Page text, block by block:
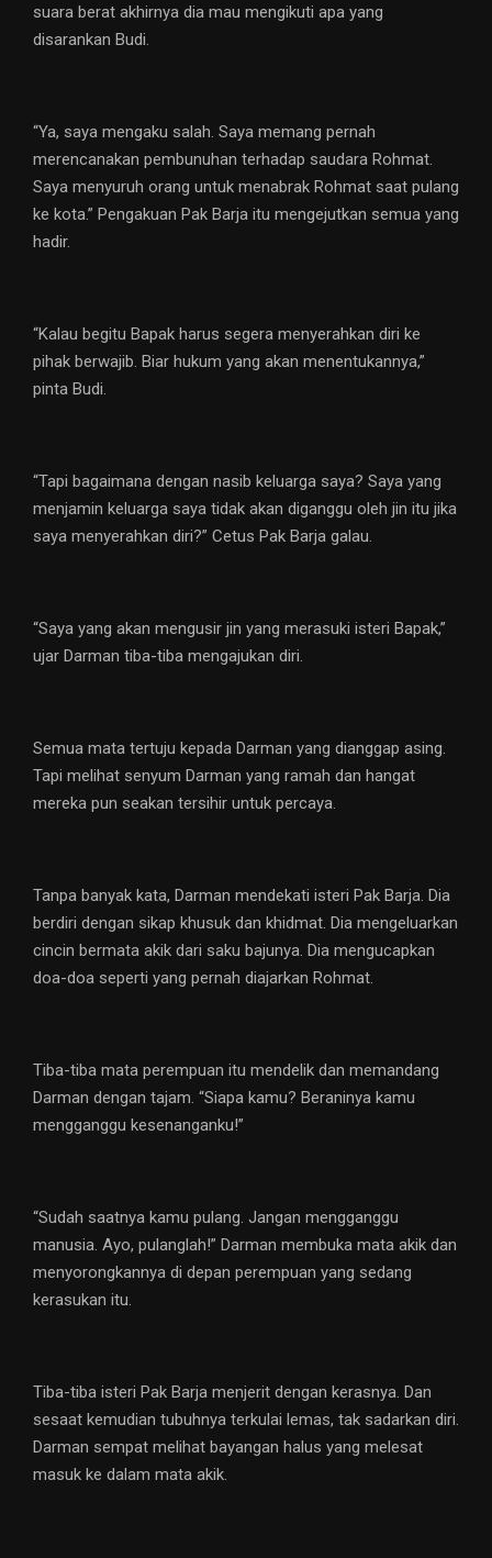
suara berat akhirnya dia mau mengikuti apa yang
disarankan Budi.
“Ya, saya mengaku salah. Saya memang pernah
merencanakan pembunuhan terhadap saudara Rohmat.
Saya menyuruh orang untuk menabrak Rohmat saat pulang
ke kota.” Pengakuan Pak Barja itu mengejutkan semua yang
hadir.
“Kalau begitu Bapak harus segera menyerahkan diri ke
pihak berwajib. Biar hukum yang akan menentukannya,”
pinta Budi.
“Tapi bagaimana dengan nasib keluarga saya? Saya yang
menjamin keluarga saya tidak akan diganggu oleh jin itu jika
saya menyerahkan diri?” Cetus Pak Barja galau.
“Saya yang akan mengusir jin yang merasuki isteri Bapak,”
ujar Darman tiba-tiba mengajukan diri.
Semua mata tertuju kepada Darman yang dianggap asing.
Tapi melihat senyum Darman yang ramah dan hangat
mereka pun seakan tersihir untuk percaya.
Tanpa banyak kata, Darman mendekati isteri Pak Barja. Dia
berdiri dengan sikap khusuk dan khidmat. Dia mengeluarkan
cincin bermata akik dari saku bajunya. Dia mengucapkan
doa-doa seperti yang pernah diajarkan Rohmat.
Tiba-tiba mata perempuan itu mendelik dan memandang
Darman dengan tajam. “Siapa kamu? Beraninya kamu
mengganggu kesenanganku!”
“Sudah saatnya kamu pulang. Jangan mengganggu
manusia. Ayo, pulanglah!” Darman membuka mata akik dan
menyorongkannya di depan perempuan yang sedang
kerasukan itu.
Tiba-tiba isteri Pak Barja menjerit dengan kerasnya. Dan
sesaat kemudian tubuhnya terkulai lemas, tak sadarkan diri.
Darman sempat melihat bayangan halus yang melesat
masuk ke dalam mata akik.